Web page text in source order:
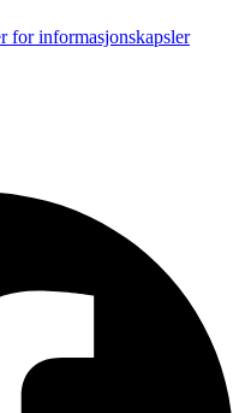
for informasjonskapsler